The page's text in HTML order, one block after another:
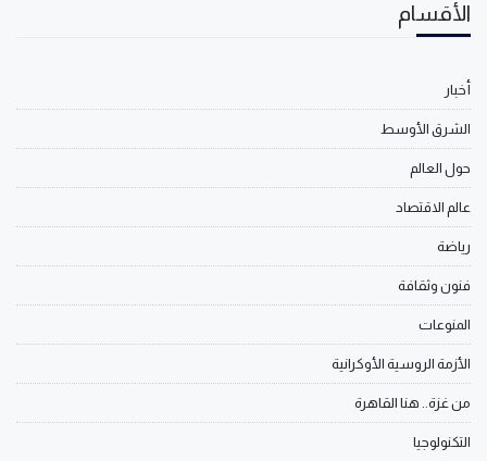
الأقسام
أخبار
الشرق الأوسط
حول العالم
عالم الاقتصاد
رياضة
فنون وثقافة
المنوعات
الأزمة الروسية الأوكرانية
من غزة.. هنا القاهرة
التكنولوجيا